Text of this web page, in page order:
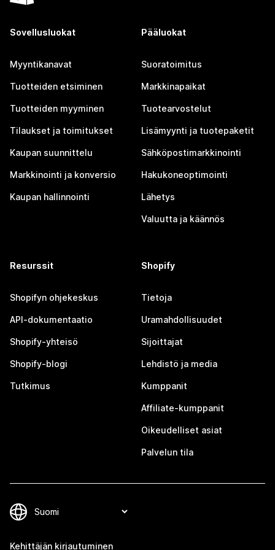
Sovellusluokat
Myyntikanavat
Tuotteiden etsiminen
Tuotteiden myyminen
Tilaukset ja toimitukset
Kaupan suunnittelu
Markkinointi ja konversio
Kaupan hallinnointi
Pääluokat
Suoratoimitus
Markkinapaikat
Tuotearvostelut
Lisämyynti ja tuotepaketit
Sähköpostimarkkinointi
Hakukoneoptimointi
Lähetys
Valuutta ja käännös
Resurssit
Shopifyn ohjekeskus
API-dokumentaatio
Shopify-yhteisö
Shopify-blogi
Tutkimus
Shopify
Tietoja
Uramahdollisuudet
Sijoittajat
Lehdistö ja media
Kumppanit
Affiliate-kumppanit
Oikeudelliset asiat
Palvelun tila
Kehittäjän kirjautuminen